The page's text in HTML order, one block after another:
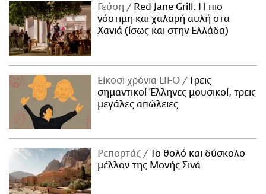
Γεύση
Red Jane Grill: Η πιο
νόστιμη και χαλαρή αυλή στα
Χανιά (ίσως και στην Ελλάδα)
Είκοσι χρόνια LIFO
Tρεις
σημαντικοί Έλληνες μουσικοί, τρεις
μεγάλες απώλειες
Ρεπορτάζ
Το θολό και δύσκολο
μέλλον της Μονής Σινά